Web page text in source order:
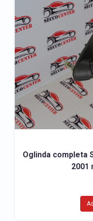
Oglinda completa
2001